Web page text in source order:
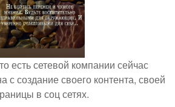
есть сетевой компании сейчас
с создание своего контента, своей
в соц сетях.